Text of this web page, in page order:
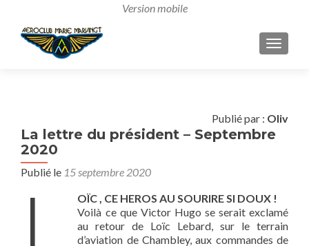
Publié par : Oliv
La lettre du président – Septembre
2020
Publié le 15 septembre 2020
OÏC , CE HEROS AU SOURIRE SI DOUX !
Voilà ce que Victor Hugo se serait exclamé
au retour de Loïc Lebard, sur le terrain
d’aviation de Chambley, aux commandes de